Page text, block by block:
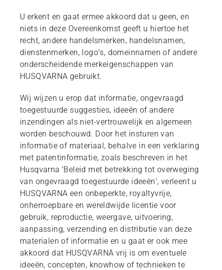
U erkent en gaat ermee akkoord dat u geen, en
niets in deze Overeenkomst geeft u hiertoe het
recht, andere handelsmerken, handelsnamen,
dienstenmerken, logo’s, domeinnamen of andere
onderscheidende merkeigenschappen van
HUSQVARNA gebruikt.
Wij wijzen u erop dat informatie, ongevraagd
toegestuurde suggesties, ideeën of andere
inzendingen als niet-vertrouwelijk en algemeen
worden beschouwd. Door het insturen van
informatie of materiaal, behalve in een verklaring
met patentinformatie, zoals beschreven in het
Husqvarna 'Beleid met betrekking tot overweging
van ongevraagd toegestuurde ideeën', verleent u
HUSQVARNA een onbeperkte, royaltyvrije,
onherroepbare en wereldwijde licentie voor
gebruik, reproductie, weergave, uitvoering,
aanpassing, verzending en distributie van deze
materialen of informatie en u gaat er ook mee
akkoord dat HUSQVARNA vrij is om eventuele
ideeën, concepten, knowhow of technieken te